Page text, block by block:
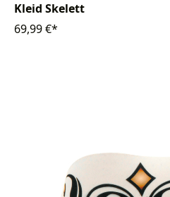
Kleid Skelett
69,99 €*